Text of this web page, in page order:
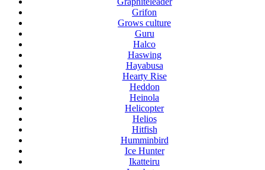
Grifon
Grows culture
Guru
Halco
Haswing
Hayabusa
Hearty Rise
Heddon
Heinola
Helicopter
Helios
Hitfish
Humminbird
Ice Hunter
Ikatteiru